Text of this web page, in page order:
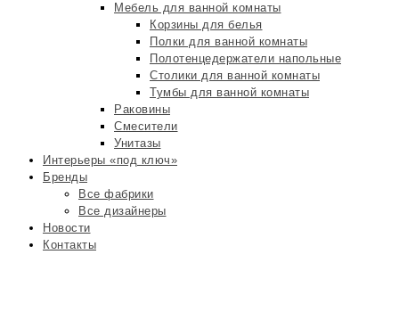
Мебель для ванной комнаты
Корзины для белья
Полки для ванной комнаты
Полотенцедержатели напольные
Столики для ванной комнаты
Тумбы для ванной комнаты
Раковины
Смесители
Унитазы
Интерьеры «под ключ»
Бренды
Все фабрики
Все дизайнеры
Новости
Контакты